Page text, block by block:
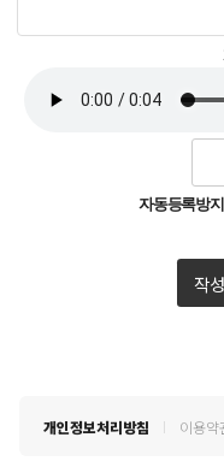
자동등록방
작
개인정보처리방침 이용약